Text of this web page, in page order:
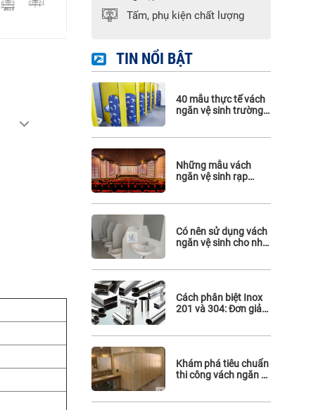
Phụ kiện Hafele
Phụ kiện inox 316
Tấm, phụ kiện chất lượng
TIN NỔI BẬT
40 mẫu thực tế vách
ngăn vệ sinh trường
Những mẫu vách
ngăn vệ sinh rạp
Có nên sử dụng vách
ngăn vệ sinh cho nhà
Cách phân biệt Inox
201 và 304: Đơn giản,
Khám phá tiêu chuẩn
thi công vách ngăn vệ